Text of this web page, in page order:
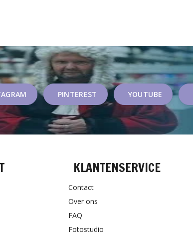
PINTEREST YOUTUBE
KLANTENSERVICE
Contact
Over ons
FAQ
Fotostudio